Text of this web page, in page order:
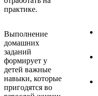
практике.
Выполнение
домашних
заданий
формирует у
детей важные
навыки, которые
пригодятся во